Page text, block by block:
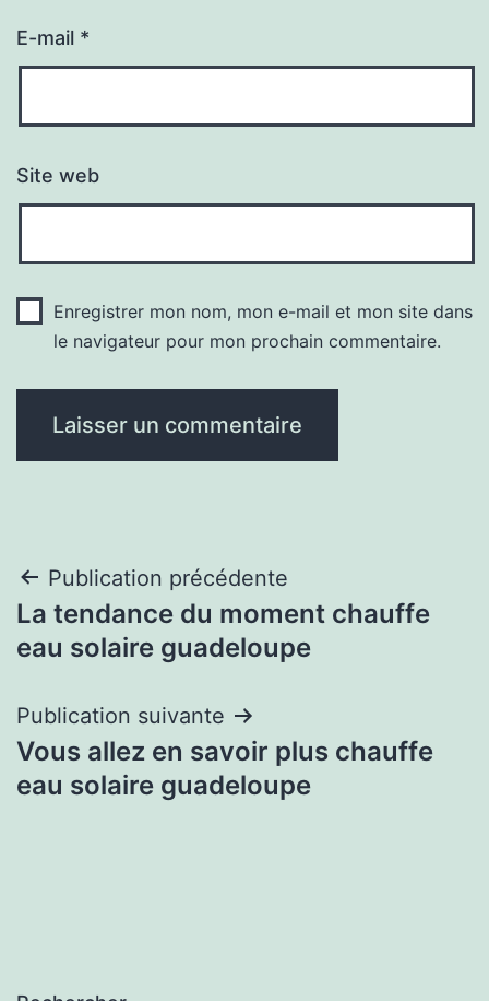
E-mail *
Site web
Enregistrer mon nom, mon e-mail et mon site dans
le navigateur pour mon prochain commentaire.
Navigation
de
Publication précédente
La tendance du moment chauffe
eau solaire guadeloupe
Publication suivante
Vous allez en savoir plus chauffe
eau solaire guadeloupe